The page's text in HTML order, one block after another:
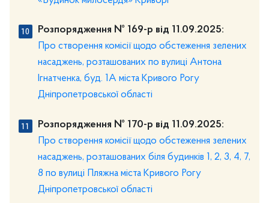
Розпорядження № 169-р від 11.09.2025:
Про створення комісії щодо обстеження зелених
насаджень, розташованих по вулиці Антона
Ігнатченка, буд. 1А міста Кривого Рогу
Дніпропетровської області
Розпорядження № 170-р від 11.09.2025:
Про створення комісії щодо обстеження зелених
насаджень, розташованих біля будинків 1, 2, 3, 4, 7,
8 по вулиці Пляжна міста Кривого Рогу
Дніпропетровської області